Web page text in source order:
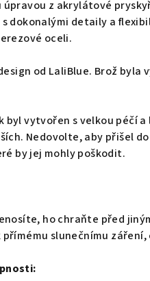
úpravou z akrylátové
dokonalými detaily a
oceli.
od LaliBlue. Brož byla
byl vytvořen s velkou péčí
Nedovolte, aby přišel
by jej mohly poškodit.
ho chraňte před
slunečnímu